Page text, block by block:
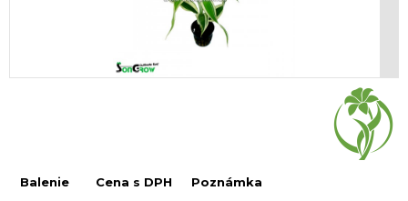
Balenie Cena s DPH Poznámka